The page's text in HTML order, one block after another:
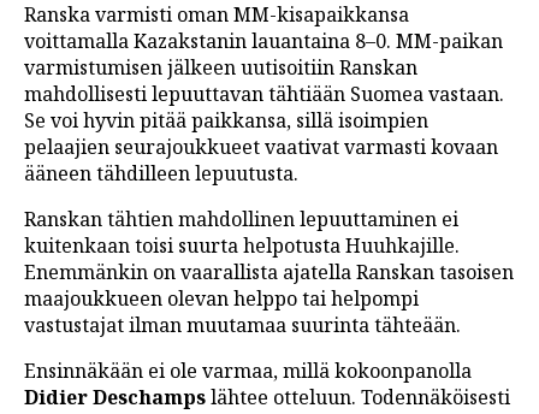
Ranska varmisti oman MM-kisapaikkansa
voittamalla Kazakstanin lauantaina 8–0. MM-paikan
varmistumisen jälkeen uutisoitiin Ranskan
mahdollisesti lepuuttavan tähtiään Suomea vastaan.
Se voi hyvin pitää paikkansa, sillä isoimpien
pelaajien seurajoukkueet vaativat varmasti kovaan
ääneen tähdilleen lepuutusta.
Ranskan tähtien mahdollinen lepuuttaminen ei
kuitenkaan toisi suurta helpotusta Huuhkajille.
Enemmänkin on vaarallista ajatella Ranskan tasoisen
maajoukkueen olevan helppo tai helpompi
vastustajat ilman muutamaa suurinta tähteään.
Ensinnäkään ei ole varmaa, millä kokoonpanolla
Didier Deschampslähtee otteluun. Todennäköisesti